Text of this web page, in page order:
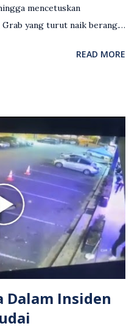
mencetuskan
yang turut naik berang.
dengan pemandu Grab
wanita terbabit sebelum
kedua-dua pihak. Video
dan mendapat pelbagai
orang awam yang tular di
tersebut ialah ramai yang
tindakan lelaki berkenaan
campur tangan.
pihak berkuasa
ada yang bersimpati
mangs...
READ MORE
Dalam Insiden